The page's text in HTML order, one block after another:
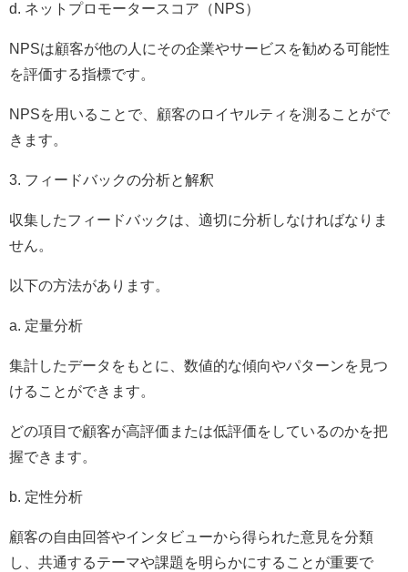
d. ネットプロモータースコア（NPS）
NPSは顧客が他の人にその企業やサービスを勧める可能性
を評価する指標です。
NPSを用いることで、顧客のロイヤルティを測ることがで
きます。
3. フィードバックの分析と解釈
収集したフィードバックは、適切に分析しなければなりま
せん。
以下の方法があります。
a. 定量分析
集計したデータをもとに、数値的な傾向やパターンを見つ
けることができます。
どの項目で顧客が高評価または低評価をしているのかを把
握できます。
b. 定性分析
顧客の自由回答やインタビューから得られた意見を分類
し、共通するテーマや課題を明らかにすることが重要で